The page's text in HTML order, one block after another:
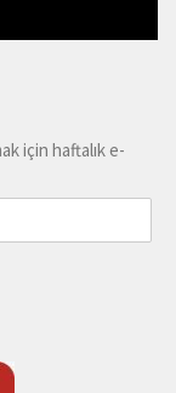
için haftalık e-